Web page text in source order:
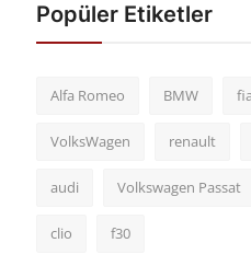
Popüler Etiketler
Alfa Romeo BMW
VolksWagen renault
audi Volkswagen Passat
clio f30